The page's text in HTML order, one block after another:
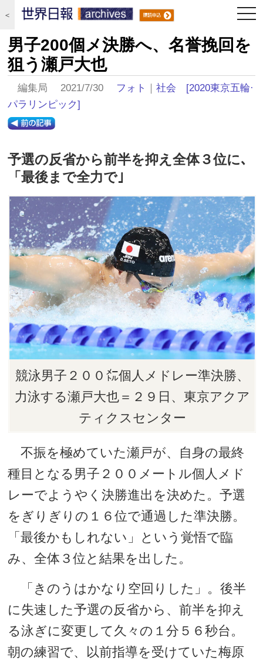
＜
男子200個メ決勝へ、名誉挽回を
狙う瀬戸大也
編集局 2021/7/30 フォト ｜社会
[2020東京五輪·
パラリンピック]
予選の反省から前半を抑え全体３位に､
「最後まで全力で｣
競泳男子２００㍍個人メドレー準決勝、
力泳する瀬戸大也＝２９日、東京アクア
ティクスセンター
不振を極めていた瀬戸が、自身の最終
種目となる男子２００メートル個人メド
レーでようやく決勝進出を決めた。予選
をぎりぎりの１６位で通過した準決勝。
「最後かもしれない」という覚悟で臨
み、全体３位と結果を出した。
「きのうはかなり空回りした」。後半
に失速した予選の反省から、前半を抑え
る泳ぎに変更して久々の１分５６秒台。
朝の練習で、以前指導を受けていた梅原